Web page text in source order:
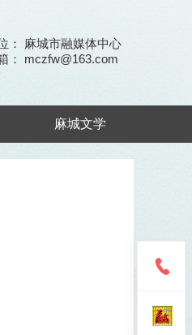
： 麻城市融媒体中心
： mczfw@163.com
麻城文学